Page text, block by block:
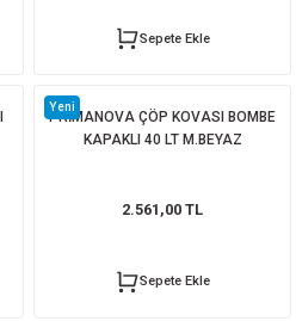
Sepete Ekle
Yeni
PRİMANOVA ÇÖP KOVASI BOMBE
KAPAKLI 40 LT M.BEYAZ
2.561,00 TL
Sepete Ekle